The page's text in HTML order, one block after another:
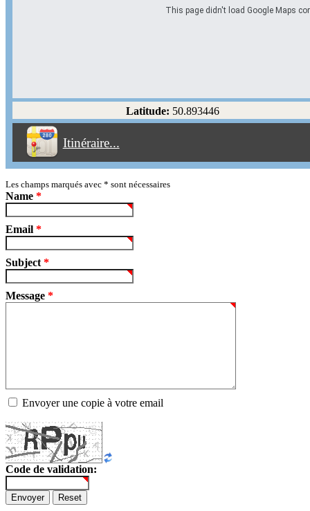
This page didn't load Google Maps
Latitude: 50.893446
Itinéraire...
Éviter les autoroutes
Éviter les péages
Partir! Reset
Les champs marqués avec * sont nécessaires
Name *
Email *
Subject *
Message *
Envoyer une copie à votre email
Code de validation:
Envoyer Reset